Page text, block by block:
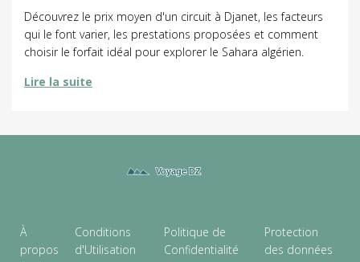
Découvrez le prix moyen d'un circuit à Djanet, les facteurs
qui le font varier, les prestations proposées et comment
choisir le forfait idéal pour explorer le Sahara algérien.
Lire la suite
À
propos
Conditions
d'Utilisation
Politique de
Confidentialité
Protection
des données